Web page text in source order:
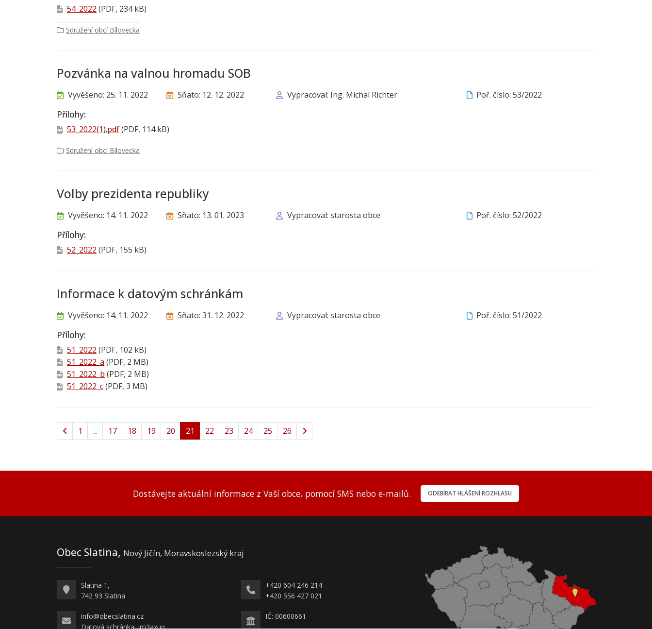
54_2022 (PDF, 234 kB)
Sdružení obcí Bílovecka
Pozvánka na valnou hromadu SOB
Vyvěšeno: 25. 11. 2022 Sňato: 12. 12. 2022 Vypracoval: Ing. Michal Richter Poř. číslo: 53/2022
Přílohy:
53_2022(1).pdf(PDF, 114 kB)
Sdružení obcí Bílovecka
Volby prezidenta republiky
Vyvěšeno: 14. 11. 2022 Sňato: 13. 01. 2023 Vypracoval: starosta obce Poř. číslo: 52/2022
Přílohy:
52_2022 (PDF, 155 kB)
Informace k datovým schránkám
Vyvěšeno: 14. 11. 2022 Sňato: 31. 12. 2022 Vypracoval: starosta obce Poř. číslo: 51/2022
Přílohy:
51_2022 (PDF, 102 kB)
51_2022_a (PDF, 2 MB)
51_2022_b (PDF, 2 MB)
51_2022_c(PDF, 3 MB)
1 ... 17 18 19 20 21 22 23 24 25 26
Dostávejte aktuální informace z Vaší obce, pomocí SMS nebo e-mailů. ODEBÍRAT HLÁŠENÍ ROZHLASU
Obec Slatina, Nový Jičín, Moravskoslezský kraj
Slatina 1,
742 93 Slatina
+420 604 246 214
+420 556 427 021
info@obecslatina.cz
Datová schránka: jm3axuq
IČ: 00600661